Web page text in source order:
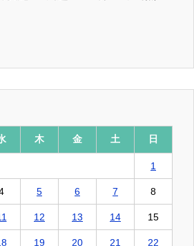
木 金 土 日
1
5 6 7 8
12 13 14 15
19 20 21 22